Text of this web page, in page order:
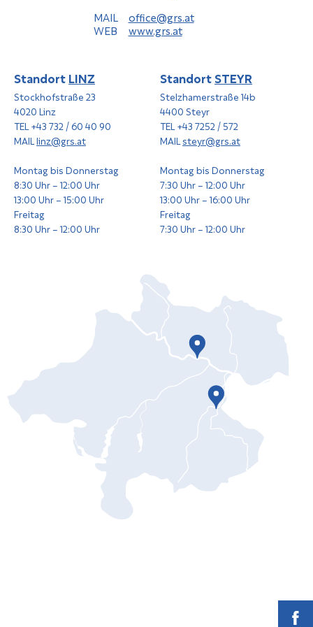
MAIL
office@grs.at
WEB www.grs.at
StandortLINZ
Stockhofstraße 23
4020 Linz
TEL +43 732 / 60 40 90
MAILlinz@grs.at
Montag bis Donnerstag
8:30 Uhr – 12:00 Uhr
13:00 Uhr – 15:00 Uhr
Freitag
8:30 Uhr – 12:00 Uhr
StandortSTEYR
Stelzhamerstraße 14b
4400 Steyr
TEL +43 7252 / 572
MAILsteyr@grs.at
Montag bis Donnerstag
7:30 Uhr – 12:00 Uhr
13:00 Uhr – 16:00 Uhr
Freitag
7:30 Uhr – 12:00 Uhr